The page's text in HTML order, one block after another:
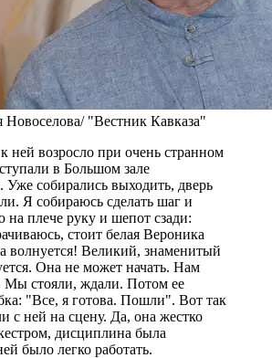
"Вестник Кавказа"
ней возросло при очень странном
в Большом зале
Уже собирались выходить, дверь
Я собираюсь сделать шаг и
на плече руку и шепот сзади:
стоит белая Вероника
волнуется! Великий, знаменитый
Она не может начать. Нам
Мы стояли, ждали. Потом ее
"Все, я готова. Пошли". Вот так
с ней на сцену. Да, она жестко
дисциплина была
было легко работать.